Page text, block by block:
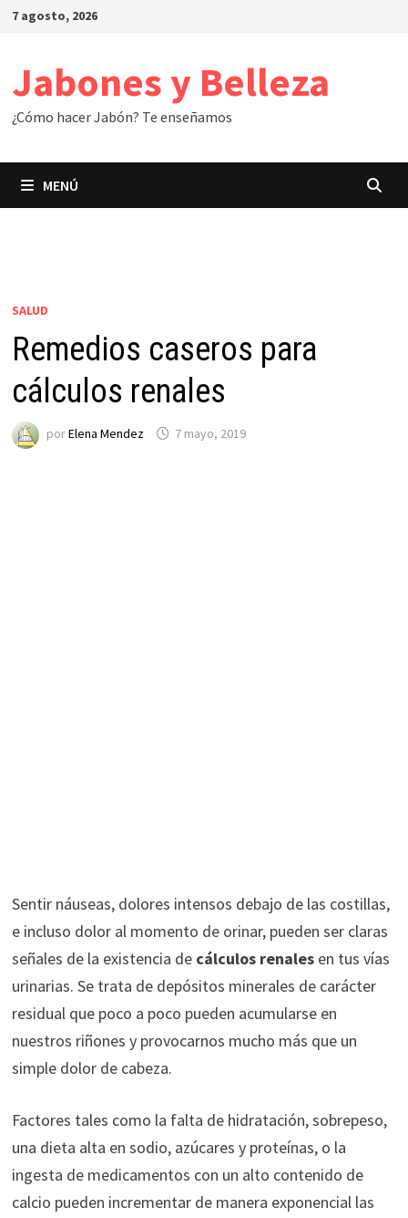
Saltar
7 agosto, 2026
Jabones y Belleza
¿Cómo hacer Jabón? Te enseñamos
MENÚ
SALUD
Remedios caseros para
cálculos renales
porElena Mendez 7 mayo, 2019
Sentir náuseas, dolores intensos debajo de las costillas,
e incluso dolor al momento de orinar, pueden ser claras
señales de la existencia de cálculos renalesen tus vías
urinarias. Se trata de depósitos minerales de carácter
residual que poco a poco pueden acumularse en
nuestros riñones y provocarnos mucho más que un
simple dolor de cabeza.
Factores tales como la falta de hidratación, sobrepeso,
una dieta alta en sodio, azúcares y proteínas, o la
ingesta de medicamentos con un alto contenido de
calcio pueden incrementar de manera exponencial las